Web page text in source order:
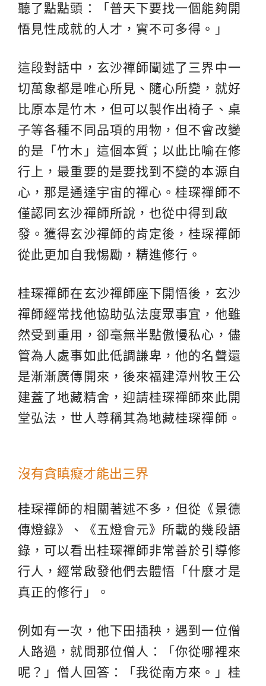
聽了點點頭：「普天下要找一個能夠開
悟見性成就的人才，實不可多得。」
這段對話中，玄沙禪師闡述了三界中一
切萬象都是唯心所見、隨心所變，就好
比原本是竹木，但可以製作出椅子、桌
子等各種不同品項的用物，但不會改變
的是「竹木」這個本質；以此比喻在修
行上，最重要的是要找到不變的本源自
心，那是通達宇宙的禪心。桂琛禪師不
僅認同玄沙禪師所說，也從中得到啟
發。獲得玄沙禪師的肯定後，桂琛禪師
從此更加自我惕勵， 精進修行 。
桂琛禪師在玄沙禪師座下開悟後，玄沙
禪師經常找他協助弘法度眾事宜，他雖
然受到重用，卻毫無半點傲慢私心，儘
管為人處事如此低調謙卑，他的名聲還
是漸漸廣傳開來，後來福建漳州牧王公
建蓋了地藏精舍，迎請桂琛禪師來此開
堂弘法，世人尊稱其為地藏桂琛禪師。
沒有貪瞋癡才能出三界
桂琛禪師的相關著述不多，但從《景德
傳燈錄》、《五燈會元》所載的幾段語
錄，可以看出桂琛禪師非常善於引導修
行人，經常啟發他們去體悟「什麼才是
真正的修行」。
例如有一次，他下田插秧，遇到一位僧
人路過，就問那位僧人：「你從哪裡來
呢？」僧人回答：「我從南方來。」桂